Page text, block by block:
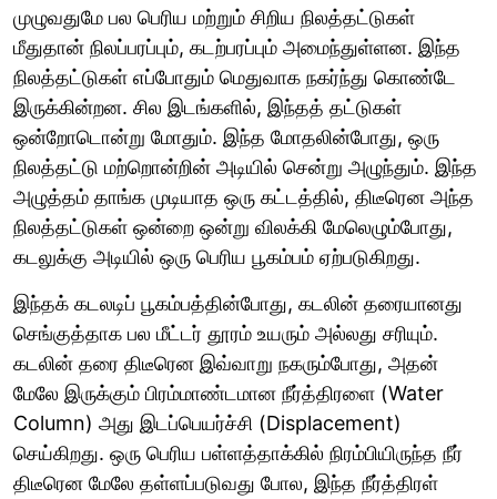
முழுவதுமே பல பெரிய மற்றும் சிறிய நிலத்தட்டுகள்
மீதுதான் நிலப்பரப்பும், கடற்பரப்பும் அமைந்துள்ளன. இந்த
நிலத்தட்டுகள் எப்போதும் மெதுவாக நகர்ந்து கொண்டே
இருக்கின்றன. சில இடங்களில், இந்தத் தட்டுகள்
ஒன்றோடொன்று மோதும். இந்த மோதலின்போது, ஒரு
நிலத்தட்டு மற்றொன்றின் அடியில் சென்று அழுந்தும். இந்த
அழுத்தம் தாங்க முடியாத ஒரு கட்டத்தில், திடீரென அந்த
நிலத்தட்டுகள் ஒன்றை ஒன்று விலக்கி மேலெழும்போது,
கடலுக்கு அடியில் ஒரு பெரிய பூகம்பம் ஏற்படுகிறது.
இந்தக் கடலடிப் பூகம்பத்தின்போது, கடலின் தரையானது
செங்குத்தாக பல மீட்டர் தூரம் உயரும் அல்லது சரியும்.
கடலின் தரை திடீரென இவ்வாறு நகரும்போது, அதன்
மேலே இருக்கும் பிரம்மாண்டமான நீர்த்திரளை (Water
Column) அது இடப்பெயர்ச்சி (Displacement)
செய்கிறது. ஒரு பெரிய பள்ளத்தாக்கில் நிரம்பியிருந்த நீர்
திடீரென மேலே தள்ளப்படுவது போல, இந்த நீர்த்திரள்